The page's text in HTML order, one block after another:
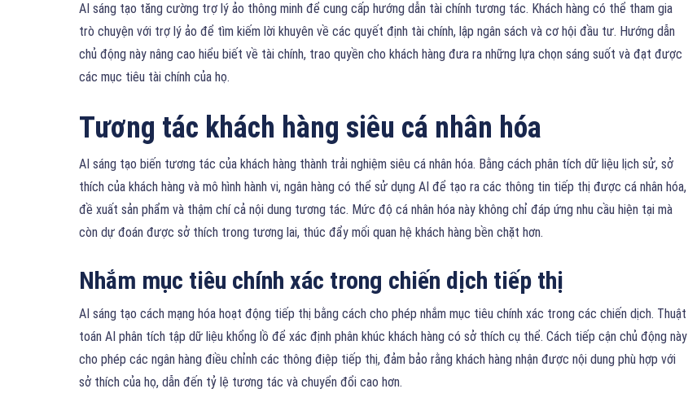
AI sáng tạo tăng cường trợ lý ảo thông minh để cung cấp hướng dẫn tài chính tương tác. Khách hàng có thể tham gia
trò chuyện với trợ lý ảo để tìm kiếm lời khuyên về các quyết định tài chính, lập ngân sách và cơ hội đầu tư. Hướng dẫn
chủ động này nâng cao hiểu biết về tài chính, trao quyền cho khách hàng đưa ra những lựa chọn sáng suốt và đạt được
các mục tiêu tài chính của họ.
Tương tác khách hàng siêu cá nhân hóa
AI sáng tạo biến tương tác của khách hàng thành trải nghiệm siêu cá nhân hóa. Bằng cách phân tích dữ liệu lịch sử, sở
thích của khách hàng và mô hình hành vi, ngân hàng có thể sử dụng AI để tạo ra các thông tin tiếp thị được cá nhân hóa,
đề xuất sản phẩm và thậm chí cả nội dung tương tác. Mức độ cá nhân hóa này không chỉ đáp ứng nhu cầu hiện tại mà
còn dự đoán được sở thích trong tương lai, thúc đẩy mối quan hệ khách hàng bền chặt hơn.
Nhắm mục tiêu chính xác trong chiến dịch tiếp thị
AI sáng tạo cách mạng hóa hoạt động tiếp thị bằng cách cho phép nhắm mục tiêu chính xác trong các chiến dịch. Thuật
toán AI phân tích tập dữ liệu khổng lồ để xác định phân khúc khách hàng có sở thích cụ thể. Cách tiếp cận chủ động này
cho phép các ngân hàng điều chỉnh các thông điệp tiếp thị, đảm bảo rằng khách hàng nhận được nội dung phù hợp với
sở thích của họ, dẫn đến tỷ lệ tương tác và chuyển đổi cao hơn.